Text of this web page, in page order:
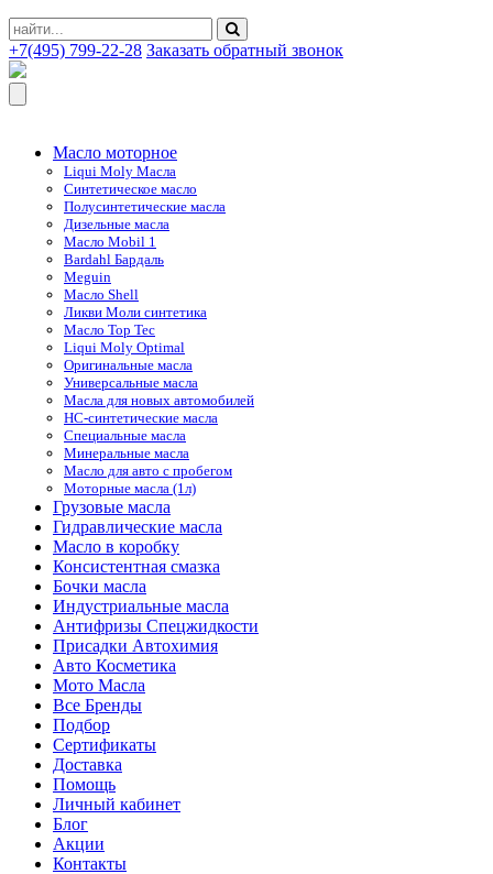
+7(495) 799-22-28 Заказать обратный звонок
Масло моторное
Liqui Moly Масла
Синтетическое масло
Полусинтетические масла
Дизельные масла
Масло Mobil 1
Bardahl Бардаль
Meguin
Масло Shell
Ликви Моли синтетика
Масло Top Tec
Liqui Moly Optimal
Оригинальные масла
Универсальные масла
Масла для новых автомобилей
HC-синтетические масла
Специальные масла
Минеральные масла
Масло для авто с пробегом
Моторные масла (1л)
Грузовые масла
Гидравлические масла
Масло в коробку
Консистентная смазка
Бочки масла
Индустриальные масла
Антифризы Спецжидкости
Присадки Автохимия
Авто Косметика
Мото Масла
Все Бренды
Подбор
Сертификаты
Доставка
Помощь
Личный кабинет
Блог
Акции
Контакты